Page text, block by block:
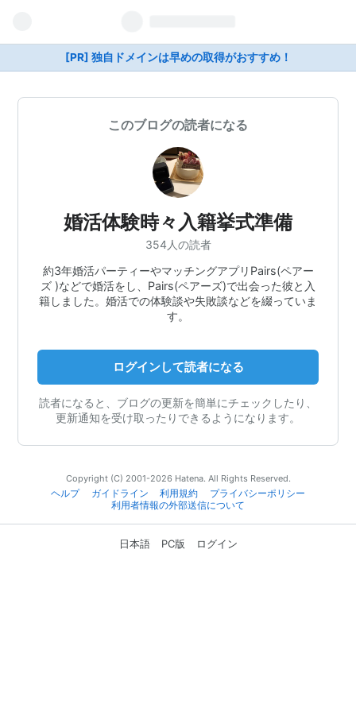
[PR] 独自ドメインは早めの取得がおすすめ！
このブログの読者になる
婚活体験時々入籍挙式準備
354人の読者
約3年婚活パーティーやマッチングアプリPairs(ペアー
ズ )などで婚活をし、Pairs(ペアーズ)で出会った彼と入
籍しました。婚活での体験談や失敗談などを綴っていま
す。
ログインして読者になる
読者になると、ブログの更新を簡単にチェックしたり、
更新通知を受け取ったりできるようになります。
Copyright (C) 2001-2026 Hatena. All Rights Reserved.
ヘルプ
ガイドライン 利用規約
プライバシーポリシー
利用者情報の外部送信について
日本語 PC版 ログイン